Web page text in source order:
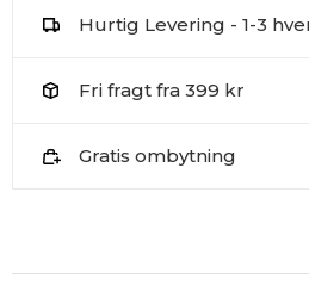
Hurtig Levering - 1-3
Fri fragt fra 399 kr
Gratis ombytning